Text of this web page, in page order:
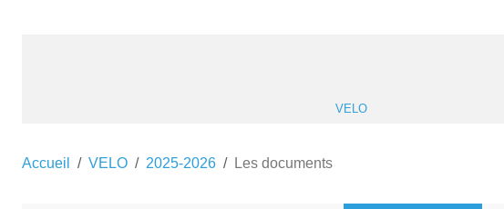
VELO
Accueil VELO 2025-2026 Les documents